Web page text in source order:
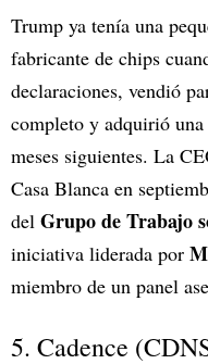
Trump ya tenía una
fabricante de chips
declaraciones, vendió
completo y adquirió
meses siguientes. La
Casa Blanca en
del Grupo de Trabajo
iniciativa liderada por
miembro de un panel
5. Cadence